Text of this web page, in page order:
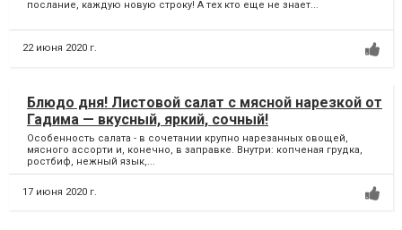
послание, каждую новую строку! А тех кто еще не знает...
22 июня 2020 г.
Блюдо дня! Листовой салат с мясной нарезкой от
Гадима — вкусный, яркий, сочный!
Особенность салата - в сочетании крупно нарезанных овощей,
мясного ассорти и, конечно, в заправке. Внутри: копченая грудка,
ростбиф, нежный язык,...
17 июня 2020 г.